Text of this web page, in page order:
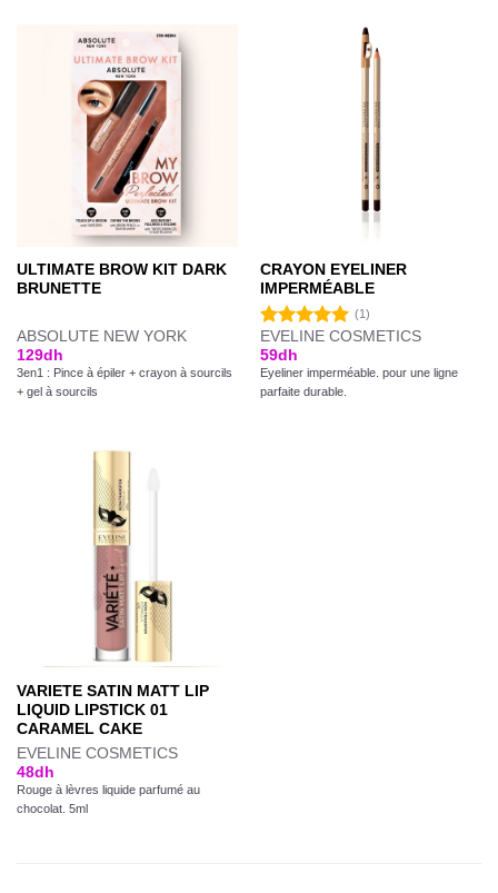
ULTIMATE BROW KIT DARK
BRUNETTE
ABSOLUTE NEW YORK
129dh
3en1 : Pince à épiler + crayon à sourcils
+ gel à sourcils
CRAYON EYELINER
IMPERMÉABLE
Note5.00
sur 5
(1)
EVELINE COSMETICS
59dh
Eyeliner imperméable. pour une ligne
parfaite durable.
VARIETE SATIN MATT LIP
LIQUID LIPSTICK 01
CARAMEL CAKE
EVELINE COSMETICS
48dh
Rouge à lèvres liquide parfumé au
chocolat. 5ml